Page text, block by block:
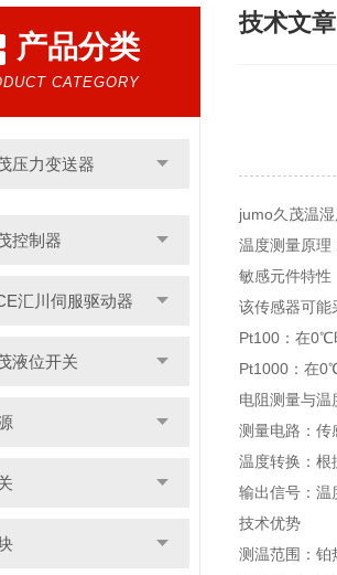
产品分类
CATEGORY
压力变送器
控制器
汇川伺服驱动器
液位开关
技术文章
jumo久茂温
温度测量原理
敏感元件特性
该传感器可能
Pt100：在0℃
Pt1000：在
电阻测量与温
测量电路：传
温度转换：根
输出信号：温
技术优势
测温范围：铂